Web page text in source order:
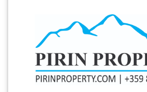
така и за забавление. Има три
спални, което прави имота
гости или инвестиция под наем.
разполага и с две бани,
удобство и гъвкавост. С
имотът се радва на изобилие от